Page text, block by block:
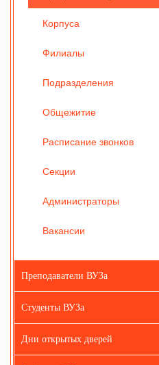
Корпуса
Филиалы
Подразделения
Общежитие
Расписание звонков
Секции
Администраторы
Вакансии
Преподаватели ВУЗа
Студенты ВУЗа
Дни открытых дверей